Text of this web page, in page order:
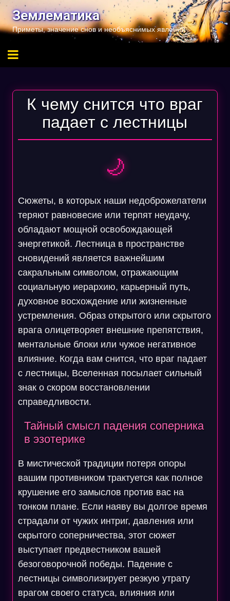
Перейти
содержимому
Землематика
Приметы, значение снов и необъяснимых явлений
К чему снится что враг
падает с лестницы
🌙
Сюжеты, в которых наши недоброжелатели
теряют равновесие или терпят неудачу,
обладают мощной освобождающей
энергетикой. Лестница в пространстве
сновидений является важнейшим
сакральным символом, отражающим
социальную иерархию, карьерный путь,
духовное восхождение или жизненные
устремления. Образ открытого или скрытого
врага олицетворяет внешние препятствия,
ментальные блоки или чужое негативное
влияние. Когда вам снится, что враг падает
с лестницы, Вселенная посылает сильный
знак о скором восстановлении
справедливости.
Тайный смысл падения соперника
в эзотерике
В мистической традиции потеря опоры
вашим противником трактуется как полное
крушение его замыслов против вас на
тонком плане. Если наяву вы долгое время
страдали от чужих интриг, давления или
скрытого соперничества, этот сюжет
выступает предвестником вашей
безоговорочной победы. Падение с
лестницы символизирует резкую утрату
врагом своего статуса, влияния или